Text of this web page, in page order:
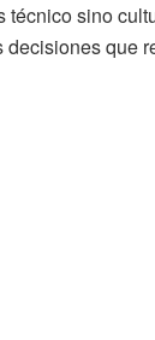
técnico sino
decisiones que